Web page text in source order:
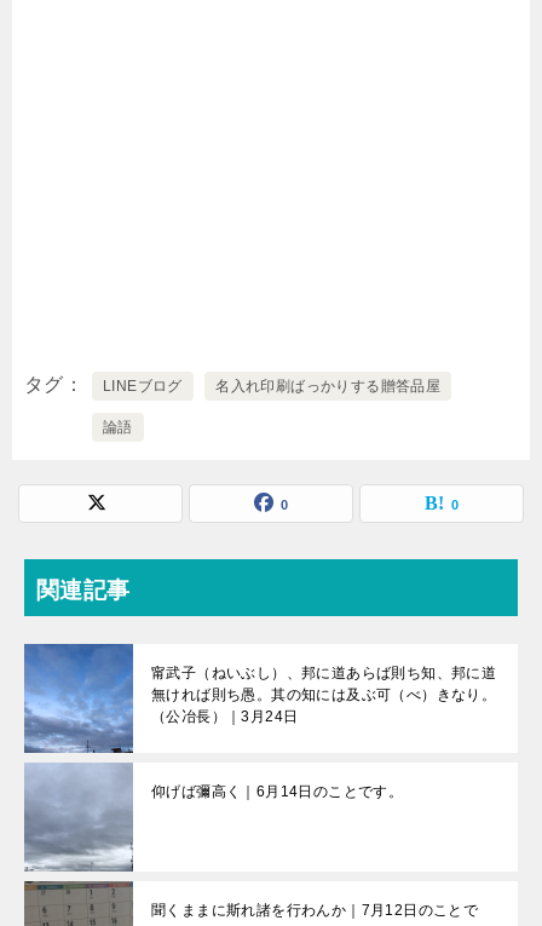
タグ LINEブログ 名入れ印刷ばっかりする贈答品屋
論語
0 0
関連記事
甯武子（ねいぶし）、邦に道あらば則ち知、邦に道
無ければ則ち愚。其の知には及ぶ可（べ）きなり。
（公冶長）｜3月24日
仰げば彌高く｜6月14日のことです。
聞くままに斯れ諸を行わんか｜7月12日のことで